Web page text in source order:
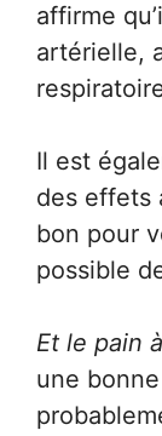
affirme
artérielle,
Il est
des effets
bon pour
possible
Et le pain
une